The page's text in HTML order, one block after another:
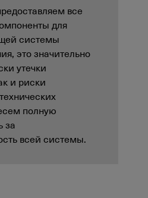
все
для
системы
это значительно
утечки
и риски
полную
за
всей системы.